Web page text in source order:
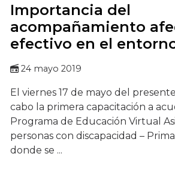
Importancia del
acompañamiento
efectivo en el
24 mayo 2019
El viernes 17 de mayo del
cabo la primera capacitación a
Programa de Educación Virtual
personas con discapacidad –
donde se ...